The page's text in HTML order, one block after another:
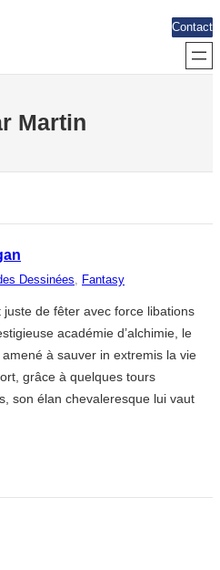
Contact
Martin
Dessinées, Fantasy
juste de fêter avec force libations
académie d’alchimie, le
à sauver in extremis la vie
grâce à quelques tours
son élan chevaleresque lui vaut